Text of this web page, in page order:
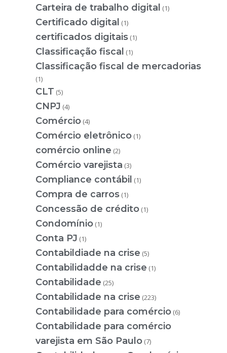
Carteira de trabalho digital (1)
Certificado digital (1)
certificados digitais (1)
Classificação fiscal (1)
Classificação fiscal de mercadorias
(1)
CLT (5)
CNPJ (4)
Comércio (4)
Comércio eletrônico (1)
comércio online (2)
Comércio varejista (3)
Compliance contábil (1)
Compra de carros (1)
Concessão de crédito (1)
Condomínio (1)
Conta PJ (1)
Contabildiade na crise (5)
Contabilidadde na crise (1)
Contabilidade (25)
Contabilidade na crise (223)
Contabilidade para comércio (6)
Contabilidade para comércio
varejista em São Paulo (7)